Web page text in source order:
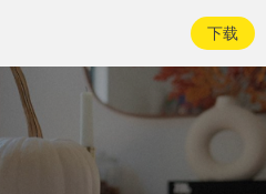
下载